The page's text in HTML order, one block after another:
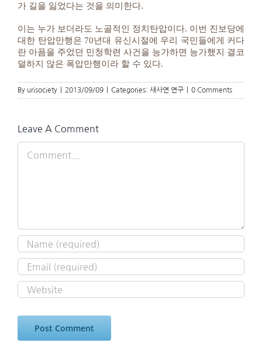
가 길을 잃었다는 것을 의미한다.
이는 누가 보더라도 노골적인 정치탄압이다. 이번 진보당에
대한 탄압만행은 70년대 유신시절에 우리 국민들에게 커다
란 아픔을 주었던 민청학련 사건을 능가하면 능가했지 결코
덜하지 않은 폭압만행이라 할 수 있다.
By urisociety 2013/09/09 Categories: 새사연 연구 0 Comments
Leave A Comment